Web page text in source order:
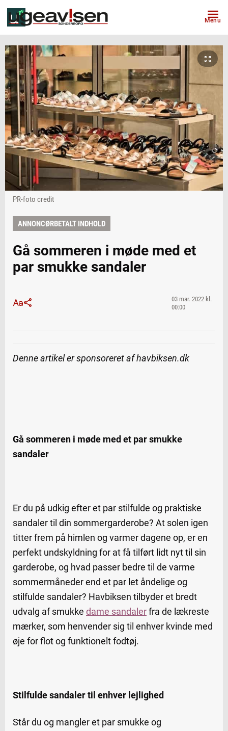
Menu
PR-foto credit
ANNONCØRBETALT INDHOLD
Gå sommeren i møde med et
par smukke sandaler
03 mar. 2022 kl.
00:00
Denne artikel er sponsoreret af havbiksen.dk
Gå sommeren i møde med et par smukke
sandaler
Er du på udkig efter et par stilfulde og praktiske
sandaler til din sommergarderobe? At solen igen
titter frem på himlen og varmer dagene op, er en
perfekt undskyldning for at få tilført lidt nyt til sin
garderobe, og hvad passer bedre til de varme
sommermåneder end et par let åndelige og
stilfulde sandaler? Havbiksen tilbyder et bredt
udvalg af smukke dame sandalerfra de lækreste
mærker, som henvender sig til enhver kvinde med
øje for flot og funktionelt fodtøj.
Stilfulde sandaler til enhver lejlighed
Står du og mangler et par smukke og